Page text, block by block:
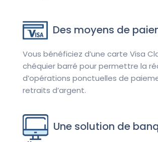
Des moyens de
Vous bénéficiez d’une carte Visa
chéquier barré pour permettre la
d’opérations ponctuelles de
retraits d’argent.
Une solution de